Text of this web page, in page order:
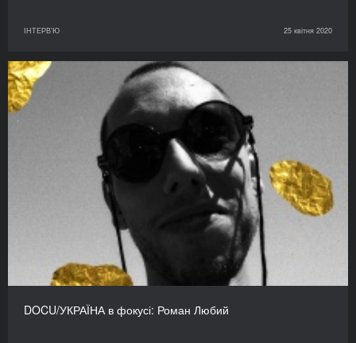
ІНТЕРВ'Ю 25 квітня 2020
DOCU/УКРАЇНА в фокусі: Роман Любий